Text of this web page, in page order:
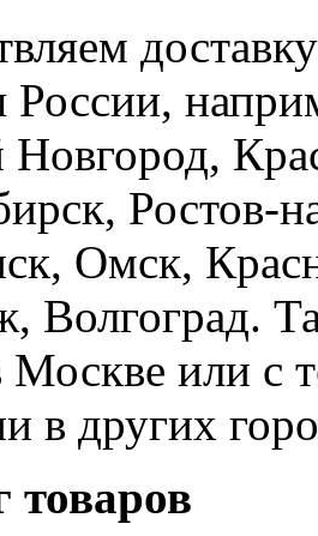
России,
Ростов-
Омск,
Волгоград.
Москве или с
в других
товаров